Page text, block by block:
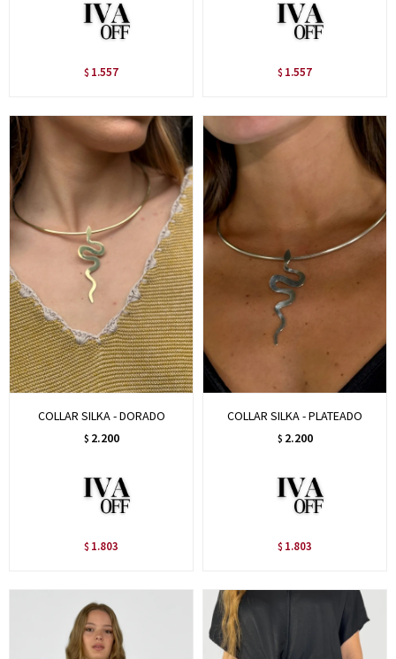
$ 1.557 $ 1.557
COLLAR SILKA - DORADO
$ 2.200
$ 1.803
COLLAR SILKA - PLATEADO
$ 2.200
$ 1.803